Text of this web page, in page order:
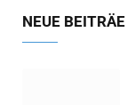
NEUE BEITRÄE